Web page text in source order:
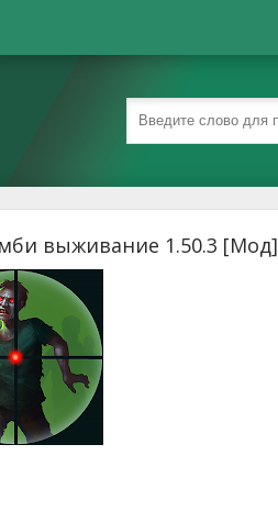
выживание 1.50.3 [Мод]